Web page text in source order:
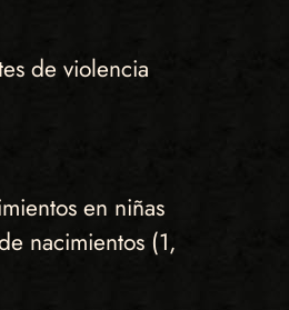
de violencia
en niñas
nacimientos (1,